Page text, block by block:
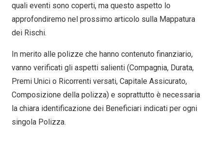
quali eventi sono coperti, ma questo aspetto lo
approfondiremo nel prossimo articolo sulla Mappatura
dei Rischi.
In merito alle polizze che hanno contenuto finanziario,
vanno verificati gli aspetti salienti (Compagnia, Durata,
Premi Unici o Ricorrenti versati, Capitale Assicurato,
Composizione della polizza) e soprattutto è necessaria
la chiara identificazione dei Beneficiari indicati per ogni
singola Polizza.